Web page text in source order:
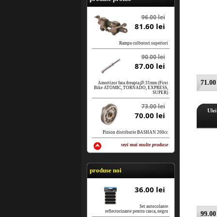
96.00 lei
81.60 lei
Rampa culbutori superiori
90.00 lei
87.00 lei
Amortizor fata dreapta,Ø:31mm (First
Bike ATOMIC, TORNADO, EXPRESS,
SUPER)
73.00 lei
70.00 lei
Pinion distributie BASHAN 200cc
vezi mai multe produse
vezi produse
produse noi
36.00 lei
Set autocolante
reflectorizante pentru casca, negru